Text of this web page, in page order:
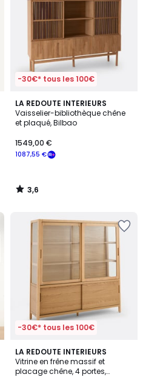
-30€* tous les 100€
LA REDOUTE INTERIEURS
Vaisselier-bibliothèque chêne
et plaqué, Bilbao
1087,55 €
1549,00 €
3,6
/ 5
3,6
/
-30€* tous les 100€
LA REDOUTE INTERIEURS
Vitrine en frêne massif et
placage chêne, 4 portes,